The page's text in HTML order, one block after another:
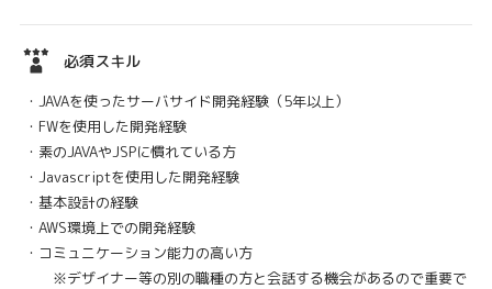
必須スキル
・JAVAを使ったサーバサイド開発経験（5年以上）
・FWを使用した開発経験
・素のJAVAやJSPに慣れている方
・Javascriptを使用した開発経験
・基本設計の経験
・AWS環境上での開発経験
・コミュニケーション能力の高い方
※デザイナー等の別の職種の方と会話する機会があるので重要で